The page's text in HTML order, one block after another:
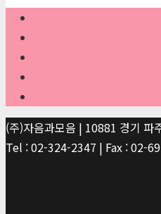
(주)자음과모음 | 10881 경기
Tel : 02-324-2347 | Fax : 02-